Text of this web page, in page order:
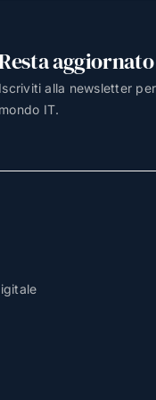
aggiornato
Iscriviti alla newsletter
mondo IT.